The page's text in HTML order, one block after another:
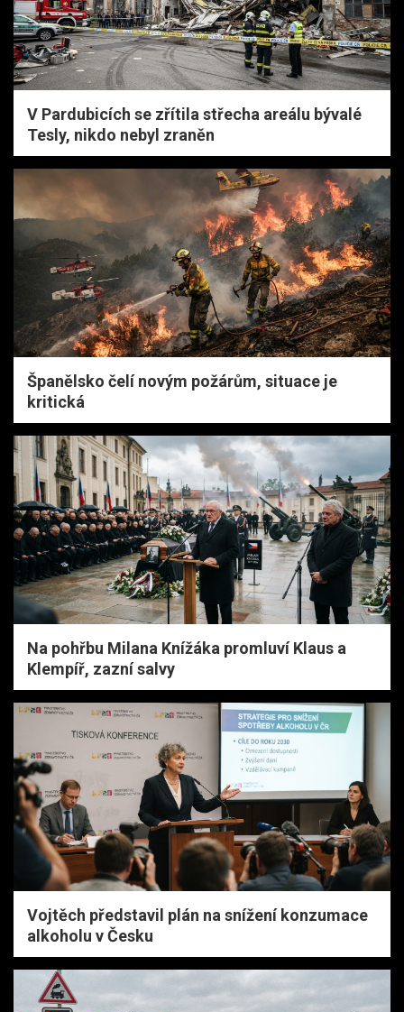
V Pardubicích se zřítila střecha areálu bývalé
Tesly, nikdo nebyl zraněn
Španělsko čelí novým požárům, situace je
kritická
Na pohřbu Milana Knížáka promluví Klaus a
Klempíř, zazní salvy
Vojtěch představil plán na snížení konzumace
alkoholu v Česku